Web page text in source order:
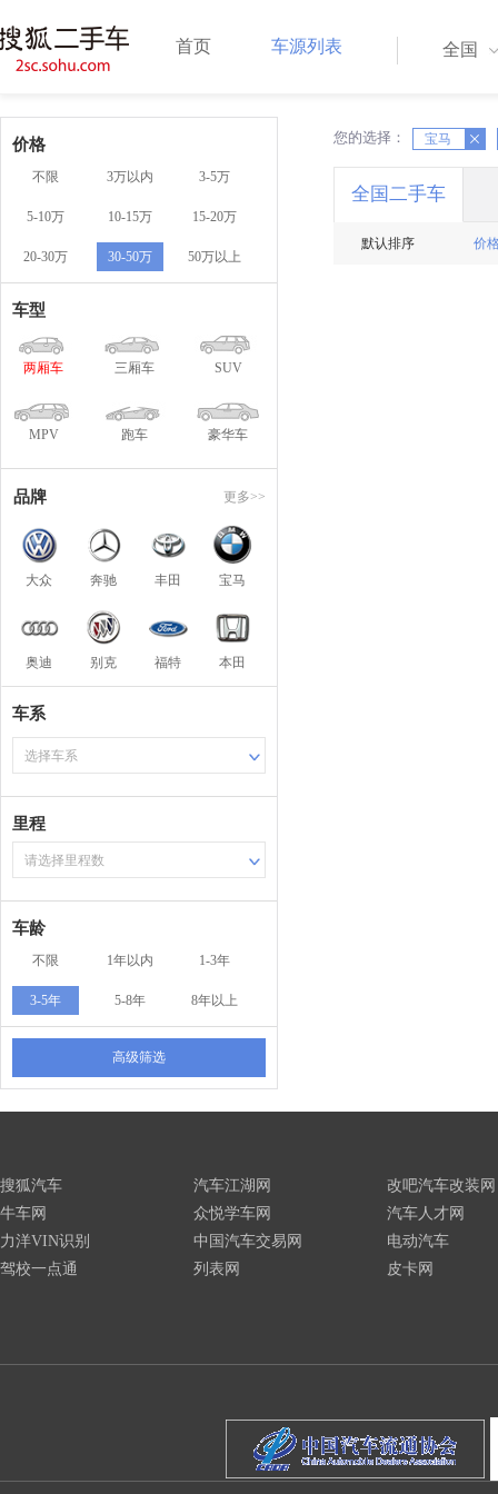
首页 车源列表 全国
价格
不限 3万以内 3-5万
5-10万 10-15万 15-20万
20-30万 30-50万 50万以上
车型
两厢车 三厢车 SUV
MPV 跑车 豪华车
品牌 更多>>
大众 奔驰 丰田 宝马
奥迪 别克 福特 本田
车系
选择车系
里程
请选择里程数
车龄
不限 1年以内 1-3年
3-5年 5-8年 8年以上
高级筛选
您的选择： 宝马
X X
全国二手车
默认排序 价
搜狐汽车
牛车网
力洋VIN识别
驾校一点通
汽车江湖网
众悦学车网
中国汽车交易网
列表网
改吧汽车改装网
汽车人才网
电动汽车
皮卡网